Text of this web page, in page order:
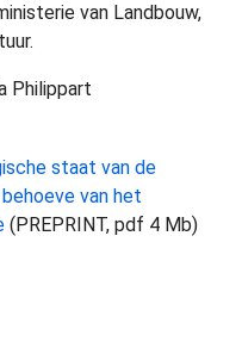
van Landbouw,
Philippart
staat van de
van het
(PREPRINT, pdf 4 Mb)